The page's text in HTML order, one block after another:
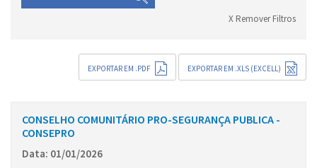
X Remover Filtros
EXPORTAR EM .XLS (EXCELL)
EXPORTAR EM .PDF
CONSELHO COMUNITÁRIO PRO-SEGURANÇA PUBLICA -
CONSEPRO
Data: 01/01/2026